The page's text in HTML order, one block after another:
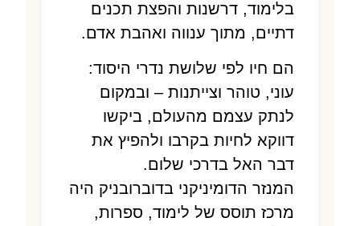
בלימוד, דרשנות והפצת תכנים
דתיים, מתוך ענווה ואהבת אדם.
הם חיו לפי שלושת נדרי היסוד:
עוני, טוהר וצייתנות – ובמקום
לנתק עצמם מהעולם, ביקשו
דווקא לחיות בקרבו ולהפיץ את
דבר האל בדרכי שלום.
המנזר הדומיניקני בדוברובניק היה
מרכז תוסס של לימוד, ספרות,